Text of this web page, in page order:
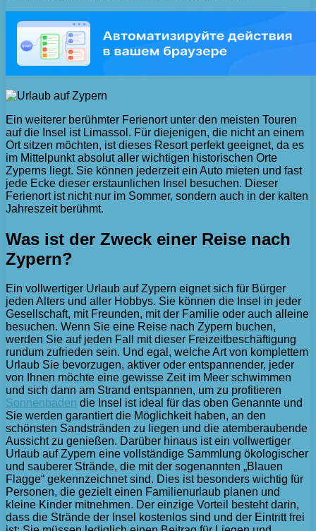
Ein weiterer berühmter Ferienort unter den meisten Touren
auf die Insel ist Limassol. Für diejenigen, die nicht an einem
Ort sitzen möchten, ist dieses Resort perfekt geeignet, da es
im Mittelpunkt absolut aller wichtigen historischen Orte
Zyperns liegt. Sie können jederzeit ein Auto mieten und fast
jede Ecke dieser erstaunlichen Insel besuchen. Dieser
Ferienort ist nicht nur im Sommer, sondern auch in der kalten
Jahreszeit berühmt.
Was ist der Zweck einer Reise nach
Zypern?
Ein vollwertiger Urlaub auf Zypern eignet sich für Bürger
jeden Alters und aller Hobbys. Sie können die Insel in jeder
Gesellschaft, mit Freunden, mit der Familie oder auch alleine
besuchen. Wenn Sie eine Reise nach Zypern buchen,
werden Sie auf jeden Fall mit dieser Freizeitbeschäftigung
rundum zufrieden sein. Und egal, welche Art von komplettem
Urlaub Sie bevorzugen, aktiver oder entspannender, jeder
von Ihnen möchte eine gewisse Zeit im Meer schwimmen
und sich dann am Strand entspannen, um zu profitieren
Sonnenbaden die Insel ist ideal für das oben Genannte und
Sie werden garantiert die Möglichkeit haben, an den
schönsten Sandstränden zu liegen und die atemberaubende
Aussicht zu genießen. Darüber hinaus ist ein vollwertiger
Urlaub auf Zypern eine vollständige Sammlung ökologischer
und sauberer Strände, die mit der sogenannten „Blauen
Flagge“ gekennzeichnet sind. Dies ist besonders wichtig für
Personen, die gezielt einen Familienurlaub planen und
kleine Kinder mitnehmen. Der einzige Vorteil besteht darin,
dass die Strände der Insel kostenlos sind und der Eintritt frei